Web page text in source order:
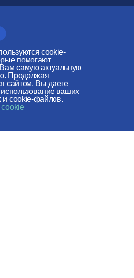
cookie-
помогают
самую актуальную
Продолжая
сайтом, Вы даете
использование ваших
и cookie-файлов.